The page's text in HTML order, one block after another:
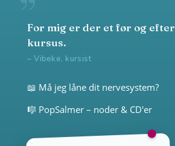
For mig er der et før og efter
kursus.
– Vibeke, kursist
📖 Må jeg låne dit nervesystem?
🎼 PopSalmer – noder & CD'er